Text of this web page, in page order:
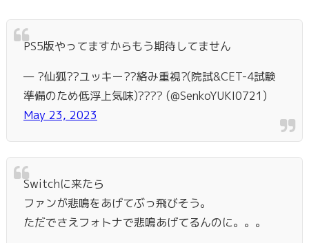
PS5版やってますからもう期待してません
— ?仙狐??ユッキー??絡み重視?(院試&CET-4試験
準備のため低浮上気味)???? (@SenkoYUKI0721)
May 23, 2023
Switchに来たら
ファンが悲鳴をあげてぶっ飛びそう。
ただでさえフォトナで悲鳴あげてるんのに。。。